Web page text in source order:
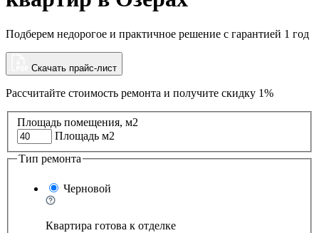
Подберем недорогое и практичное решение с гарантией 1 год
Скачать прайс-лист
Рассчитайте стоимость ремонта и получите скидку 1%
Площадь помещения, м2
Площадь м2
Тип ремонта
Черновой
Квартира готова к отделке